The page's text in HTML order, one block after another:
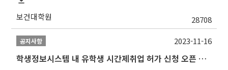
보건대학원 28708
공지사항
학생정보시스템 내 유학생 시간제취업 허가 신청 오픈 안내
2023-11-16